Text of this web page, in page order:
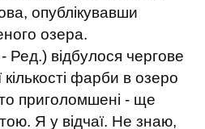
опублікувавши
озера.
Ред.) вiдбулося чергове
кiлькостi фарби в озеро
приголомшенi - ще
Я у вiдчаї. Не знаю,